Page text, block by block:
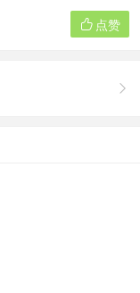
 点赞
